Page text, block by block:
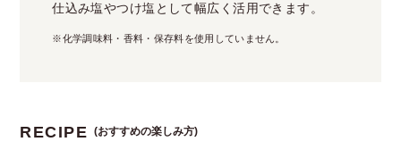
仕込み塩やつけ塩として幅広く活用できます。
※化学調味料・香料・保存料を使用していません。
RECIPE (おすすめの楽しみ方)